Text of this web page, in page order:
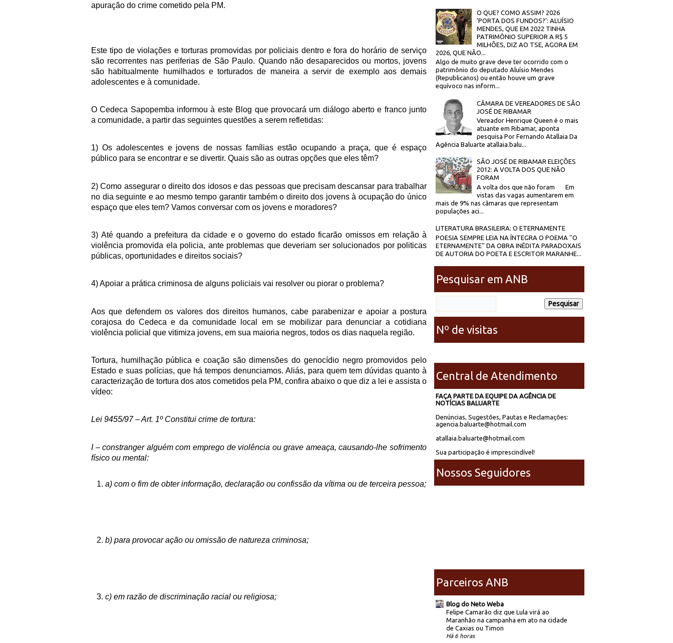
apuração do crime cometido pela PM.
Este tipo de violações e torturas promovidas por policiais dentro e fora do horário de serviço
são recorrentes nas periferias de São Paulo. Quando não desaparecidos ou mortos, jovens
são habitualmente humilhados e torturados de maneira a servir de exemplo aos demais
adolescentes e à comunidade.
O Cedeca Sapopemba informou à este Blog que provocará um diálogo aberto e franco junto
a comunidade, a partir das seguintes questões a serem refletidas:
1) Os adolescentes e jovens de nossas famílias estão ocupando a praça, que é espaço
público para se encontrar e se divertir. Quais são as outras opções que eles têm?
2) Como assegurar o direito dos idosos e das pessoas que precisam descansar para trabalhar
no dia seguinte e ao mesmo tempo garantir também o direito dos jovens à ocupação do único
espaço que eles tem? Vamos conversar com os jovens e moradores?
3) Até quando a prefeitura da cidade e o governo do estado ficarão omissos em relação à
violência promovida ela policia, ante problemas que deveriam ser solucionados por politicas
públicas, oportunidades e direitos sociais?
4) Apoiar a prática criminosa de alguns policiais vai resolver ou piorar o problema?
Aos que defendem os valores dos direitos humanos, cabe parabenizar e apoiar a postura
corajosa do Cedeca e da comunidade local em se mobilizar para denunciar a cotidiana
violência policial que vitimiza jovens, em sua maioria negros, todos os dias naquela região.
Tortura, humilhação pública e coação são dimensões do genocídio negro promovidos pelo
Estado e suas polícias, que há tempos denunciamos. Aliás, para quem tem dúvidas quanto à
caracterização de tortura dos atos cometidos pela PM, confira abaixo o que diz a lei e assista o
vídeo:
Lei 9455/97 – Art. 1º Constitui crime de tortura:
I – constranger alguém com emprego de violência ou grave ameaça, causando-lhe sofrimento
físico ou mental:
a) com o fim de obter informação, declaração ou confissão da vítima ou de terceira pessoa;
b) para provocar ação ou omissão de natureza criminosa;
c) em razão de discriminação racial ou religiosa;
O QUE? COMO ASSIM? 2026
‘PORTA DOS FUNDOS?’: ALUÍSIO
MENDES, QUE EM 2022 TINHA
PATRIMÔNIO SUPERIOR A R$ 5
MILHÕES, DIZ AO TSE, AGORA EM
2026, QUE NÃO...
Algo de muito grave deve ter ocorrido com o
patrimônio do deputado Aluísio Mendes
(Republicanos) ou então houve um grave
equívoco nas inform...
CÂMARA DE VEREADORES DE SÃO
JOSÉ DE RIBAMAR
Vereador Henrique Queen é o mais
atuante em Ribamar, aponta
pesquisa Por Fernando Atallaia Da
Agência Baluarte atallaia.balu...
SÃO JOSÉ DE RIBAMAR ELEIÇÕES
2012: A VOLTA DOS QUE NÃO
FORAM
A volta dos que não foram Em
vistas das vagas aumentarem em
mais de 9% nas câmaras que representam
populações aci...
LITERATURA BRASILEIRA: O ETERNAMENTE
POESIA SEMPRE LEIA NA ÍNTEGRA O POEMA ''O
ETERNAMENTE'' DA OBRA INÉDITA PARADOXAIS
DE AUTORIA DO POETA E ESCRITOR MARANHE...
Pesquisar em ANB
Nº de visitas
Central de Atendimento
FAÇA PARTE DA EQUIPE DA AGÊNCIA DE
NOTÍCIAS BALUARTE
Denúncias, Sugestões, Pautas e Reclamações:
agencia.baluarte@hotmail.com
atallaia.baluarte@hotmail.com
Sua participação é imprescindível!
Nossos Seguidores
Parceiros ANB
Blog do Neto Weba
Felipe Camarão diz que Lula virá ao
Maranhão na campanha em ato na cidade
de Caxias ou Timon
Há 6 horas